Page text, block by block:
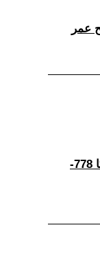
(44) العمل الفدائي في رواية -مجموعة عكا 778-